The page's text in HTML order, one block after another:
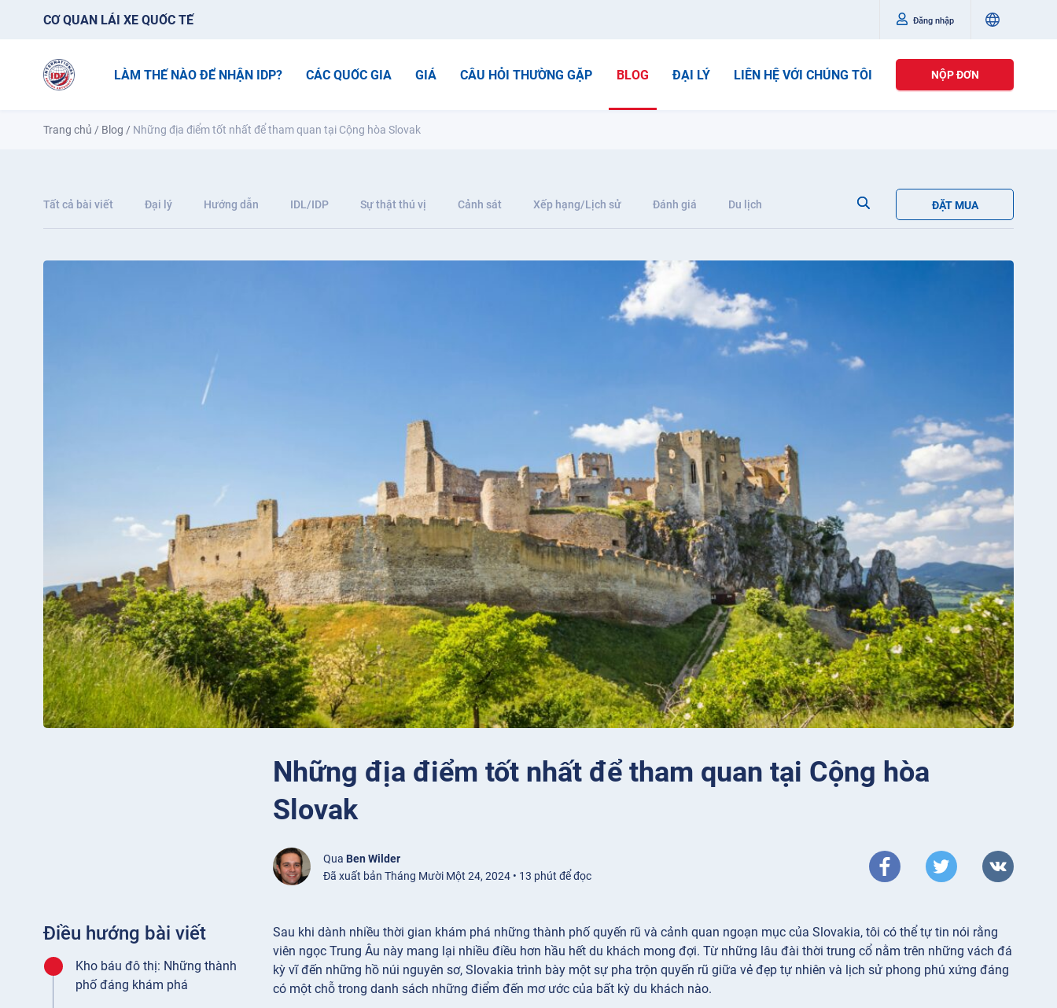
CƠ QUAN LÁI XE QUỐC TẾ Đăng nhập
LÀM THẾ NÀO ĐỂ NHẬN IDP? CÁC QUỐC GIA GIÁ CÂU HỎI THƯỜNG GẶP BLOG ĐẠI LÝ LIÊN HỆ VỚI CHÚNG TÔI NỘP ĐƠN
Trang chủ / Blog / Những địa điểm tốt nhất để tham quan tại Cộng hòa Slovak
Tất cả bài viết Đại lý Hướng dẫn IDL/IDP Sự thật thú vị Cảnh sát Xếp hạng/Lịch sử Đánh giá Du lịch ĐẶT MUA
Những địa điểm tốt nhất để tham quan tại Cộng hòa
Slovak
Qua Ben Wilder
Đã xuất bản Tháng Mười Một 24, 2024 • 13 phút để đọc
Điều hướng bài viết
Kho báu đô thị: Những thành
phố đáng khám phá
Sau khi dành nhiều thời gian khám phá những thành phố quyến rũ và cảnh quan ngoạn mục của Slovakia, tôi có thể tự tin nói rằng
viên ngọc Trung Âu này mang lại nhiều điều hơn hầu hết du khách mong đợi. Từ những lâu đài thời trung cổ nằm trên những vách đá
kỳ vĩ đến những hồ núi nguyên sơ, Slovakia trình bày một sự pha trộn quyến rũ giữa vẻ đẹp tự nhiên và lịch sử phong phú xứng đáng
có một chỗ trong danh sách những điểm đến mơ ước của bất kỳ du khách nào.